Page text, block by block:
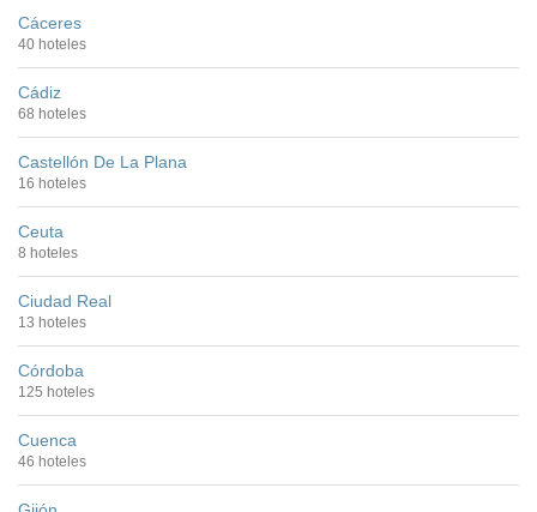
Cáceres
40 hoteles
Cádiz
68 hoteles
Castellón De La Plana
16 hoteles
Ceuta
8 hoteles
Ciudad Real
13 hoteles
Córdoba
125 hoteles
Cuenca
46 hoteles